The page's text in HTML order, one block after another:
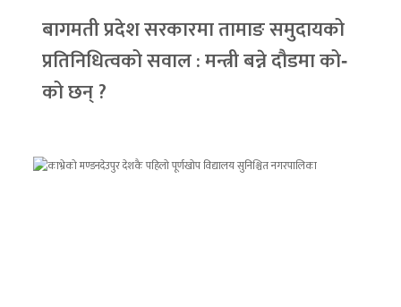
बागमती प्रदेश सरकारमा तामाङ समुदायको
प्रतिनिधित्वको सवाल : मन्त्री बन्ने दौडमा को‐
को छन् ?